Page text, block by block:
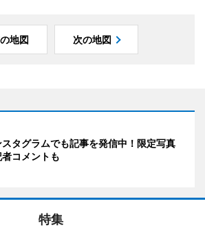
地図 次の地図
スタグラムでも記事を発信中！限定写真
コメントも
特集